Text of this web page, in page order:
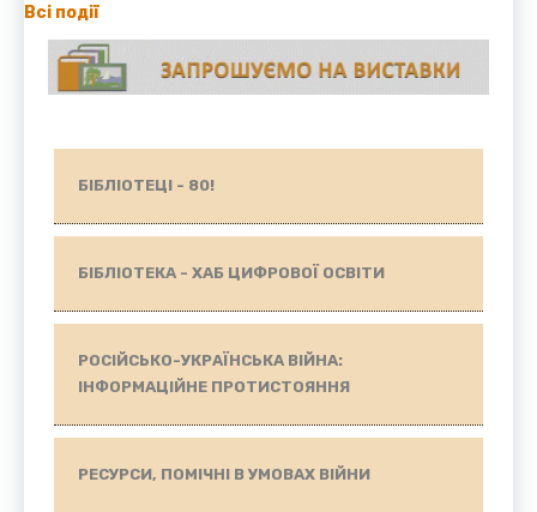
Всі події
БІБЛІОТЕЦІ - 80!
БІБЛІОТЕКА - ХАБ ЦИФРОВОЇ ОСВІТИ
РОСІЙСЬКО-УКРАЇНСЬКА ВІЙНА:
ІНФОРМАЦІЙНЕ ПРОТИСТОЯННЯ
РЕСУРСИ, ПОМІЧНІ В УМОВАХ ВІЙНИ